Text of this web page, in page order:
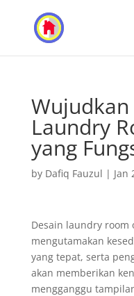
Wujudkan
Laundry
yang
by Dafiq Fauzul | Jan
Desain laundry
mengutamakan
yang tepat, serta
akan memberikan
mengganggu